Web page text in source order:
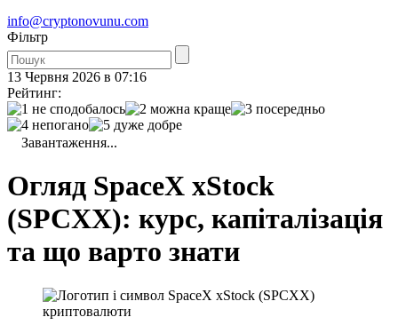
info@cryptonovunu.com
Фiльтр
13 Червня 2026 в 07:16
Рейтинг:
Завантаження...
Огляд SpaceX xStock
(SPCXX): курс, капіталізація
та що варто знати